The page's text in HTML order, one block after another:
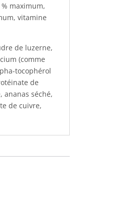
maximum,
vitamine
de luzerne,
(comme
tocophérol
de
ananas séché,
de cuivre,